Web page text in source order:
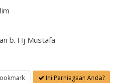
b. Hj Mustafa
Ini Perniagaan Anda?